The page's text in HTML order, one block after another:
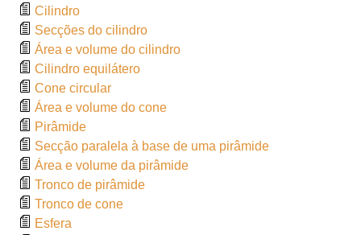
Cilindro
Secções do cilindro
Área e volume do cilindro
Cilindro equilátero
Cone circular
Área e volume do cone
Pirâmide
Secção paralela à base de uma pirâmide
Área e volume da pirâmide
Tronco de pirâmide
Tronco de cone
Esfera